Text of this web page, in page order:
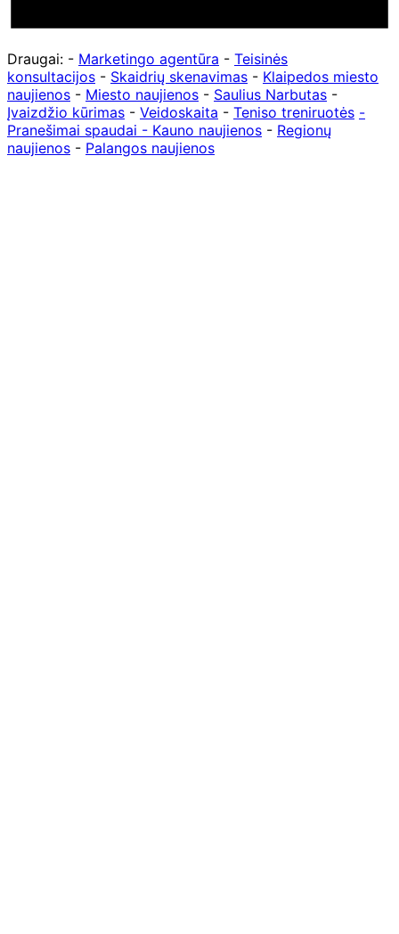
Draugai: - Marketingo agentūra - Teisinės
konsultacijos - Skaidrių skenavimas - Klaipedos miesto
naujienos - Miesto naujienos - Saulius Narbutas -
Įvaizdžio kūrimas - Veidoskaita - Teniso treniruotės -
Pranešimai spaudai - Kauno naujienos - Regionų
naujienos - Palangos naujienos